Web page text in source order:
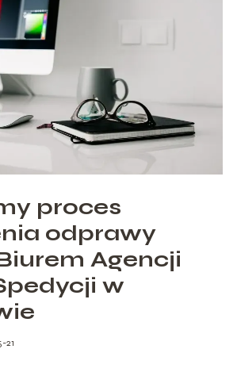
proces
odprawy
Agencji
w
21